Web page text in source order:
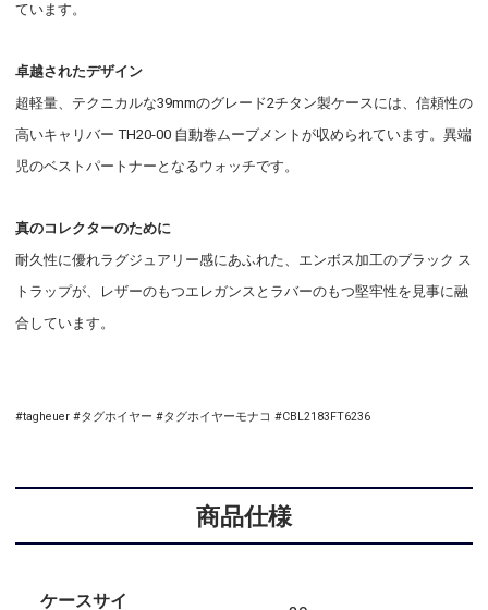
ています。
卓越されたデザイン
超軽量、テクニカルな39mmのグレード2チタン製ケースには、信頼性の
高いキャリバー TH20-00 自動巻ムーブメントが収められています。異端
児のベストパートナーとなるウォッチです。
真のコレクターのために
耐久性に優れラグジュアリー感にあふれた、エンボス加工のブラック ス
トラップが、レザーのもつエレガンスとラバーのもつ堅牢性を見事に融
合しています。
#tagheuer #タグホイヤー #タグホイヤーモナコ #CBL2183FT6236
商品仕様
ケースサイ